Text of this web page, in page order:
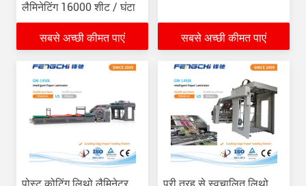
लैमिनेटिंग 16000 शीट / घंटा
सबसे अच्छी कीमत पाएं सबसे अच्छी कीमत पाएं